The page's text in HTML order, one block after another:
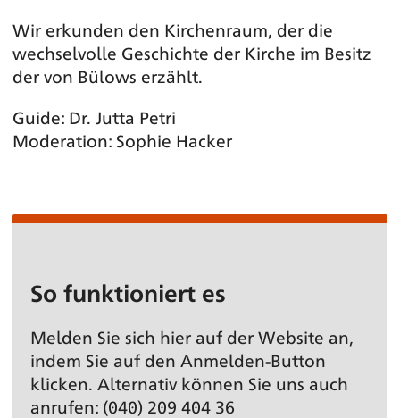
Wir erkunden den Kirchenraum, der die
wechselvolle Geschichte der Kirche im Besitz
der von Bülows erzählt.
Guide: Dr. Jutta Petri
Moderation: Sophie Hacker
So funktioniert es
Melden Sie sich hier auf der Website an,
indem Sie auf den Anmelden-Button
klicken. Alternativ können Sie uns auch
anrufen: (040) 209 404 36